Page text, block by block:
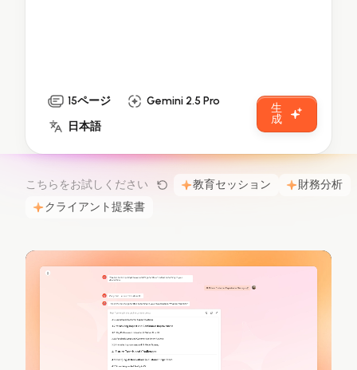
Presenti AI
Presenti AI SDK
Pixso
オンラインコラボホワイトボード
15ページ
Gemini 2.5 Pro
日本語
生
成
こちらをお試しください 教育セッション
財務分析
クライアント提案書